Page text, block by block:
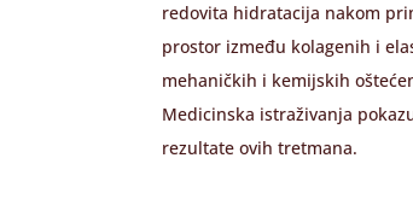
redovita hidratacija nakom
prostor između kolagenih i
mehaničkih i kemijskih
Medicinska istraživanja
rezultate ovih tretmana.